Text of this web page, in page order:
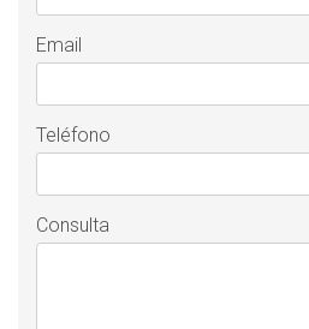
Email
Teléfono
Consulta